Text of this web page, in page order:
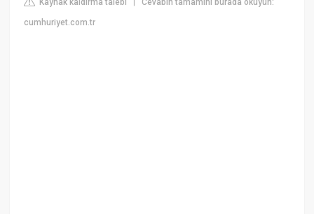
Kaynak kaldırma talebi |Cevabın tamamını burada okuyun:
cumhuriyet.com.tr